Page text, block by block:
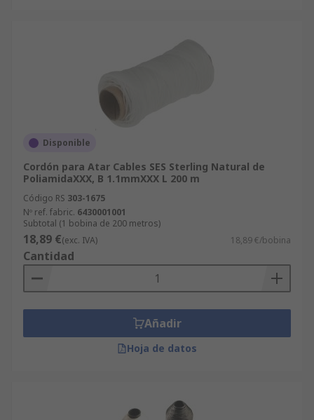
Disponible
Cordón para Atar Cables SES Sterling Natural de
PoliamidaXXX, B 1.1mmXXX L 200 m
Código RS 303-1675
Nº ref. fabric. 6430001001
Subtotal (1 bobina de 200 metros)
18,89 €(exc. IVA) 18,89 €/bobina
Cantidad
Añadir
Hoja de datos